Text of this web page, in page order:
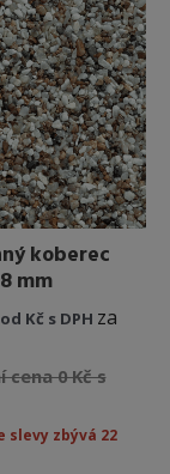
koberec
mm
Kč s DPH za
cena 0 Kč s
slevy zbývá 22